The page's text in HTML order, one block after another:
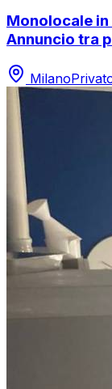
Monolocale
Annuncio tra
Milano